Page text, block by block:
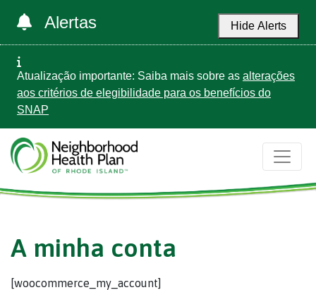
Alertas Hide Alerts
Atualização importante: Saiba mais sobre as alterações
aos critérios de elegibilidade para os benefícios do
SNAP
A minha conta
[woocommerce_my_account]